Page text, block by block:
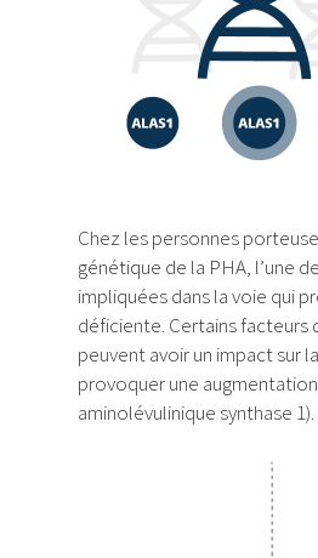
Chez les personnes
génétique de la PHA, l’une
impliquées dans la voie qui
déficiente. Certains facteurs
peuvent avoir un impact sur
provoquer une augmentation
aminolévulinique synthase 1).